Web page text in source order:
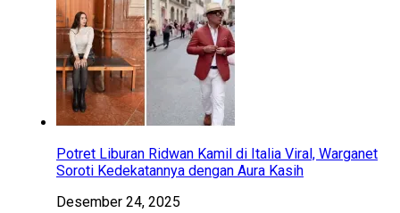
Potret Liburan Ridwan Kamil di Italia Viral, Warganet
Soroti Kedekatannya dengan Aura Kasih
Desember 24, 2025